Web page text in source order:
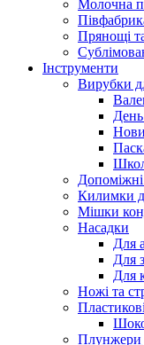
Молочна
Прянощі
Інструменти
Вирубки
Допоміжні
Килимки
Мішки
Насадки
Для
Для
Для
Ножі та
Плунжери